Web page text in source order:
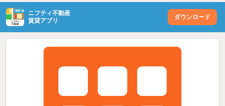
ニフティ不動産
賃貸アプリ
ダウンロード